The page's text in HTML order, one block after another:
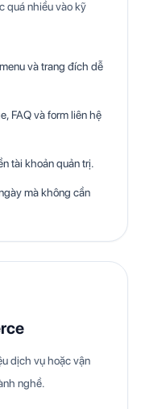
quá nhiều vào kỹ
và trang đích dễ
FAQ và form liên hệ
tài khoản quản trị.
mà không cần
dịch vụ hoặc vận
nghề.